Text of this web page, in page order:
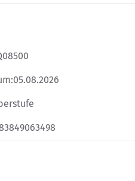
05.08.2026